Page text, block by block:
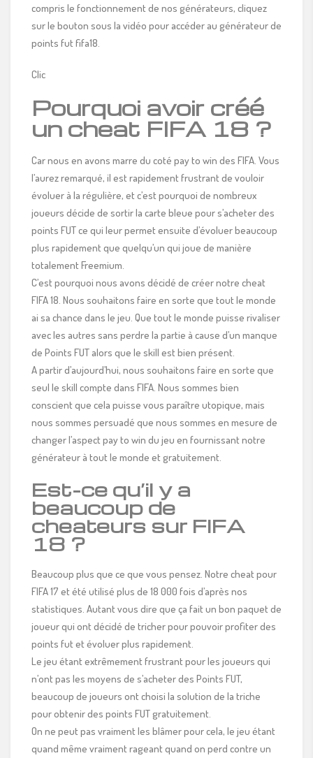
compris le fonctionnement de nos générateurs, cliquez
sur le bouton sous la vidéo pour accéder au générateur de
points fut fifa18.
Clic
Pourquoi avoir créé
un cheat FIFA 18 ?
Car nous en avons marre du coté pay to win des FIFA. Vous
l’aurez remarqué, il est rapidement frustrant de vouloir
évoluer à la régulière, et c’est pourquoi de nombreux
joueurs décide de sortir la carte bleue pour s’acheter des
points FUT ce qui leur permet ensuite d’évoluer beaucoup
plus rapidement que quelqu’un qui joue de manière
totalement Freemium.
C’est pourquoi nous avons décidé de créer notre cheat
FIFA 18. Nous souhaitons faire en sorte que tout le monde
ai sa chance dans le jeu. Que tout le monde puisse rivaliser
avec les autres sans perdre la partie à cause d’un manque
de Points FUT alors que le skill est bien présent.
A partir d’aujourd’hui, nous souhaitons faire en sorte que
seul le skill compte dans FIFA. Nous sommes bien
conscient que cela puisse vous paraître utopique, mais
nous sommes persuadé que nous sommes en mesure de
changer l’aspect pay to win du jeu en fournissant notre
générateur à tout le monde et gratuitement.
Est-ce qu’il y a
beaucoup de
cheateurs sur FIFA
18 ?
Beaucoup plus que ce que vous pensez. Notre cheat pour
FIFA 17 et été utilisé plus de 18 000 fois d’après nos
statistiques. Autant vous dire que ça fait un bon paquet de
joueur qui ont décidé de tricher pour pouvoir profiter des
points fut et évoluer plus rapidement.
Le jeu étant extrêmement frustrant pour les joueurs qui
n’ont pas les moyens de s’acheter des Points FUT,
beaucoup de joueurs ont choisi la solution de la triche
pour obtenir des points FUT gratuitement.
On ne peut pas vraiment les blâmer pour cela, le jeu étant
quand même vraiment rageant quand on perd contre un